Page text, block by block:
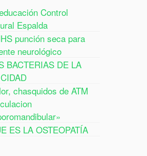
Control
Espalda
punción seca para
neurológico
BACTERIAS DE LA
chasquidos de ATM
ES LA OSTEOPATÍA